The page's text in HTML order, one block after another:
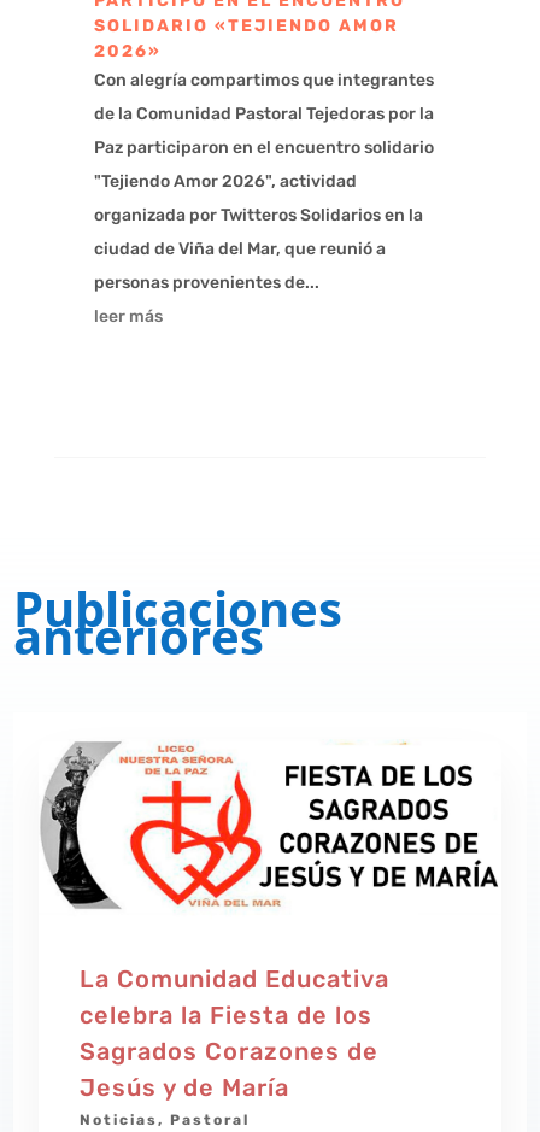
SOLIDARIO «TEJIENDO AMOR
2026»
Con alegría compartimos que integrantes
de la Comunidad Pastoral Tejedoras por la
Paz participaron en el encuentro solidario
"Tejiendo Amor 2026", actividad
organizada por Twitteros Solidarios en la
ciudad de Viña del Mar, que reunió a
personas provenientes de...
leer más
Publicaciones
anteriores
La Comunidad Educativa
celebra la Fiesta de los
Sagrados Corazones de
Jesús y de María
Noticias, Pastoral